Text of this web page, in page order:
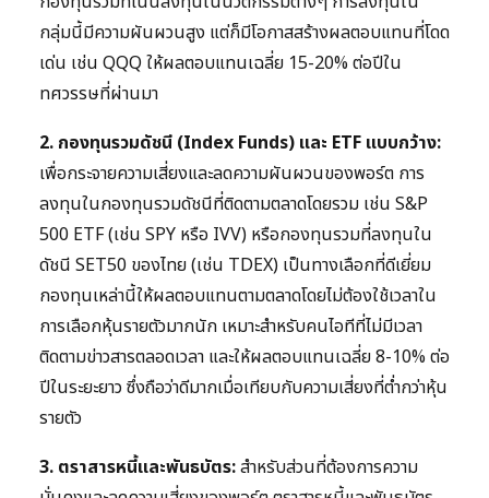
กลุ่มนี้มีความผันผวนสูง แต่ก็มีโอกาสสร้างผลตอบแทนที่โดด
เด่น เช่น QQQ ให้ผลตอบแทนเฉลี่ย 15-20% ต่อปีใน
ทศวรรษที่ผ่านมา
2. กองทุนรวมดัชนี (Index Funds) และ ETF แบบกว้าง:
เพื่อกระจายความเสี่ยงและลดความผันผวนของพอร์ต การ
ลงทุนในกองทุนรวมดัชนีที่ติดตามตลาดโดยรวม เช่น S&P
500 ETF (เช่น SPY หรือ IVV) หรือกองทุนรวมที่ลงทุนใน
ดัชนี SET50 ของไทย (เช่น TDEX) เป็นทางเลือกที่ดีเยี่ยม
กองทุนเหล่านี้ให้ผลตอบแทนตามตลาดโดยไม่ต้องใช้เวลาใน
การเลือกหุ้นรายตัวมากนัก เหมาะสำหรับคนไอทีที่ไม่มีเวลา
ติดตามข่าวสารตลอดเวลา และให้ผลตอบแทนเฉลี่ย 8-10% ต่อ
ปีในระยะยาว ซึ่งถือว่าดีมากเมื่อเทียบกับความเสี่ยงที่ต่ำกว่าหุ้น
รายตัว
3. ตราสารหนี้และพันธบัตร:สำหรับส่วนที่ต้องการความ